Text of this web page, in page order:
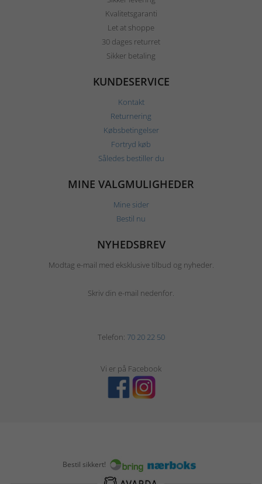
Kvalitetsgaranti
Let at shoppe
30 dages returret
Sikker betaling
KUNDESERVICE
Kontakt
Returnering
Købsbetingelser
Fortryd køb
Således bestiller du
MINE VALGMULIGHEDER
Mine sider
Bestil nu
NYHEDSBREV
Modtag e-mail med eksklusive tilbud og nyheder.
Skriv din e-mail nedenfor.
Telefon: 70 20 22 50
Vi er på Facebook
Bestil sikkert!